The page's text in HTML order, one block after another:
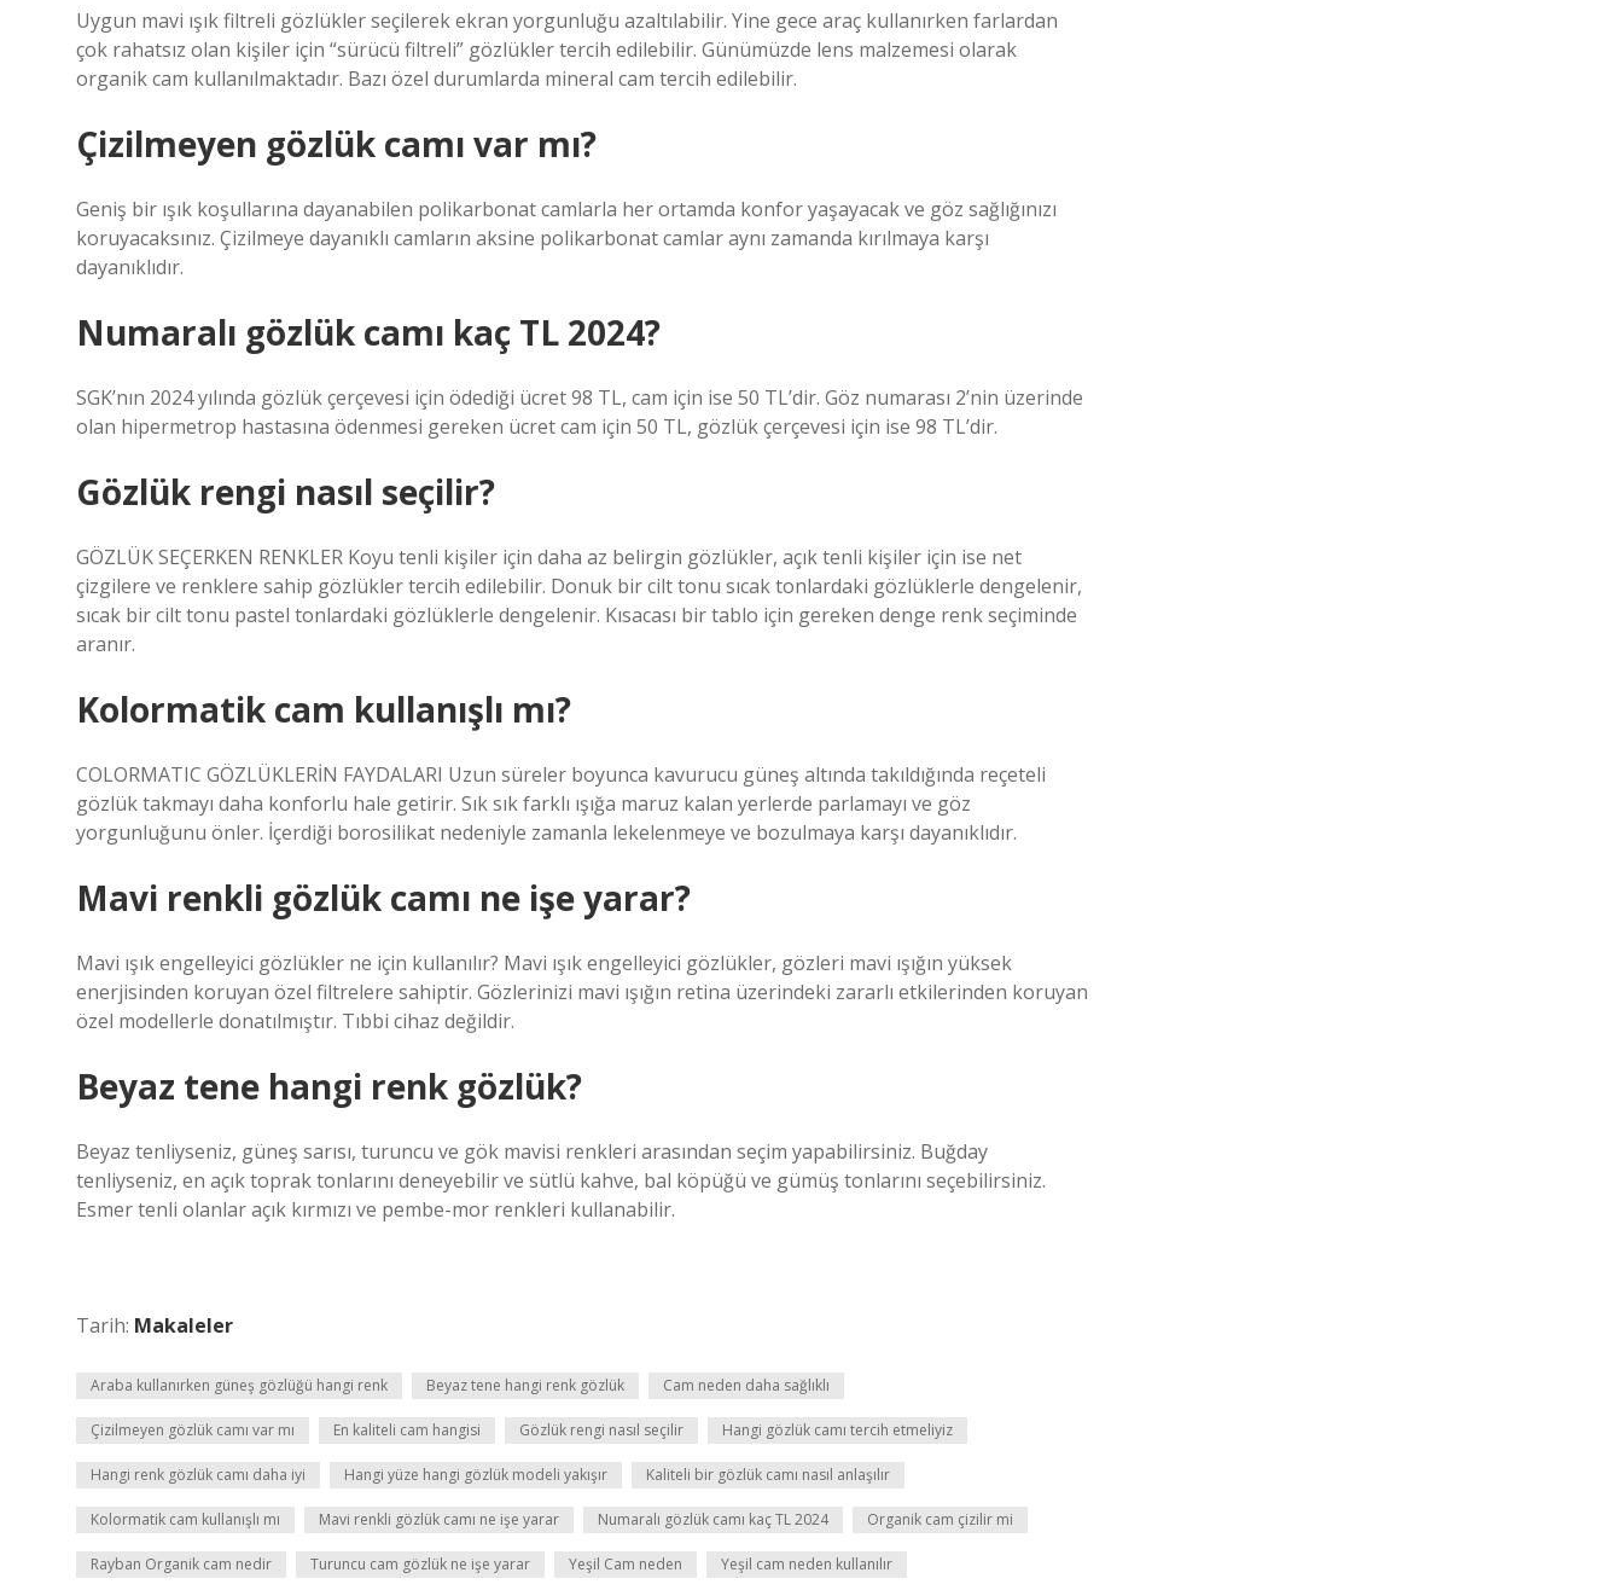
Uygun mavi ışık filtreli gözlükler seçilerek ekran yorgunluğu azaltılabilir. Yine gece araç kullanırken farlardan
çok rahatsız olan kişiler için “sürücü filtreli” gözlükler tercih edilebilir. Günümüzde lens malzemesi olarak
organik cam kullanılmaktadır. Bazı özel durumlarda mineral cam tercih edilebilir.
Çizilmeyen gözlük camı var mı?
Geniş bir ışık koşullarına dayanabilen polikarbonat camlarla her ortamda konfor yaşayacak ve göz sağlığınızı
koruyacaksınız. Çizilmeye dayanıklı camların aksine polikarbonat camlar aynı zamanda kırılmaya karşı
dayanıklıdır.
Numaralı gözlük camı kaç TL 2024?
SGK’nın 2024 yılında gözlük çerçevesi için ödediği ücret 98 TL, cam için ise 50 TL’dir. Göz numarası 2’nin üzerinde
olan hipermetrop hastasına ödenmesi gereken ücret cam için 50 TL, gözlük çerçevesi için ise 98 TL’dir.
Gözlük rengi nasıl seçilir?
GÖZLÜK SEÇERKEN RENKLER Koyu tenli kişiler için daha az belirgin gözlükler, açık tenli kişiler için ise net
çizgilere ve renklere sahip gözlükler tercih edilebilir. Donuk bir cilt tonu sıcak tonlardaki gözlüklerle dengelenir,
sıcak bir cilt tonu pastel tonlardaki gözlüklerle dengelenir. Kısacası bir tablo için gereken denge renk seçiminde
aranır.
Kolormatik cam kullanışlı mı?
COLORMATIC GÖZLÜKLERİN FAYDALARI Uzun süreler boyunca kavurucu güneş altında takıldığında reçeteli
gözlük takmayı daha konforlu hale getirir. Sık sık farklı ışığa maruz kalan yerlerde parlamayı ve göz
yorgunluğunu önler. İçerdiği borosilikat nedeniyle zamanla lekelenmeye ve bozulmaya karşı dayanıklıdır.
Mavi renkli gözlük camı ne işe yarar?
Mavi ışık engelleyici gözlükler ne için kullanılır? Mavi ışık engelleyici gözlükler, gözleri mavi ışığın yüksek
enerjisinden koruyan özel filtrelere sahiptir. Gözlerinizi mavi ışığın retina üzerindeki zararlı etkilerinden koruyan
özel modellerle donatılmıştır. Tıbbi cihaz değildir.
Beyaz tene hangi renk gözlük?
Beyaz tenliyseniz, güneş sarısı, turuncu ve gök mavisi renkleri arasından seçim yapabilirsiniz. Buğday
tenliyseniz, en açık toprak tonlarını deneyebilir ve sütlü kahve, bal köpüğü ve gümüş tonlarını seçebilirsiniz.
Esmer tenli olanlar açık kırmızı ve pembe-mor renkleri kullanabilir.
Tarih: Makaleler
Araba kullanırken güneş gözlüğü hangi renk Beyaz tene hangi renk gözlük Cam neden daha sağlıklı
Çizilmeyen gözlük camı var mı En kaliteli cam hangisi Gözlük rengi nasıl seçilir Hangi gözlük camı tercih etmeliyiz
Hangi renk gözlük camı daha iyi Hangi yüze hangi gözlük modeli yakışır Kaliteli bir gözlük camı nasıl anlaşılır
Kolormatik cam kullanışlı mı Mavi renkli gözlük camı ne işe yarar Numaralı gözlük camı kaç TL 2024 Organik cam çizilir mi
Rayban Organik cam nedir Turuncu cam gözlük ne işe yarar Yeşil Cam neden Yeşil cam neden kullanılır